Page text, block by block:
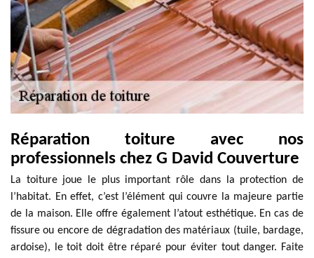
Réparation toiture avec nos
professionnels chez G David Couverture
La toiture joue le plus important rôle dans la protection de
l’habitat. En effet, c’est l’élément qui couvre la majeure partie
de la maison. Elle offre également l’atout esthétique. En cas de
fissure ou encore de dégradation des matériaux (tuile, bardage,
ardoise), le toit doit être réparé pour éviter tout danger. Faite